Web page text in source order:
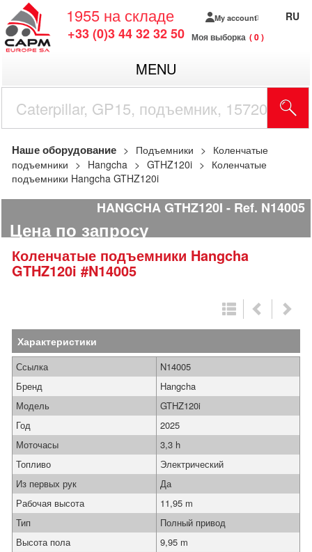
1955 на складе
+33 (0)3 44 32 32 50
My account
Моя выборка 0
RU
MENU
Наше оборудование Подъемники
Коленчатые
подъемники
Hangcha GTHZ120i
Коленчатые
подъемники Hangcha GTHZ120i
HANGCHA GTHZ120I Ref. N14005
Цена по запросу
Коленчатые подъемники Hangcha
GTHZ120i #N14005
Характеристики
Ссылка
N14005
Бренд
Hangcha
Модель
GTHZ120i
Год
2025
Моточасы
3,3 h
Топливо
Электрический
Из первых рук
Да
Рабочая высота
11,95 m
Тип
Полный привод
Высота пола
9,95 m